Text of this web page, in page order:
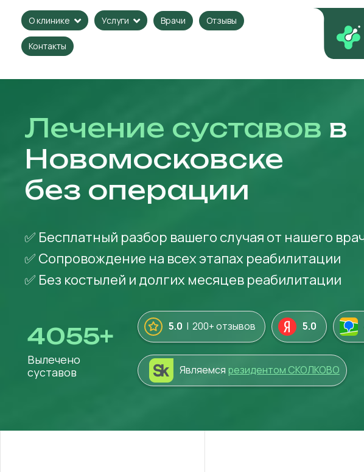
О клинике Услуги Врачи Отзывы
Контакты
Лечение суставов в
Новомосковске
без операции
✅ Бесплатный разбор вашего случая от нашего
✅ Сопровождение на всех этапах реабилитации
✅ Без костылей и долгих месяцев реабилитации
4055+
Вылечено
суставов
5.0 | 200+ отзывов 5.0
Являемся резидентом СКОЛКОВО